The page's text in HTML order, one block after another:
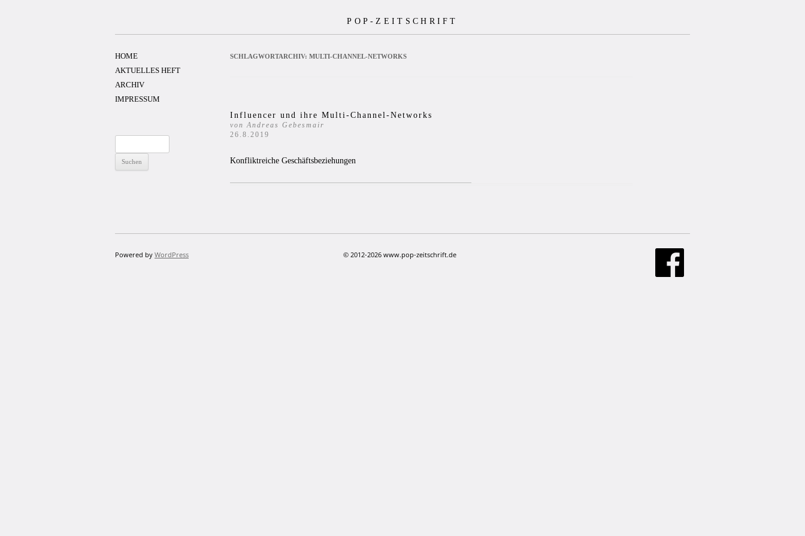
POP-ZEITSCHRIFT
SCHLAGWORTARCHIV: MULTI-CHANNEL-NETWORKS
Influencer und ihre Multi-Channel-Networks
von Andreas Gebesmair
26.8.2019
Konfliktreiche Geschäftsbeziehungen
HOME
AKTUELLES HEFT
ARCHIV
IMPRESSUM
nach:
Powered by WordPress © 2012-2026 www.pop-zeitschrift.de